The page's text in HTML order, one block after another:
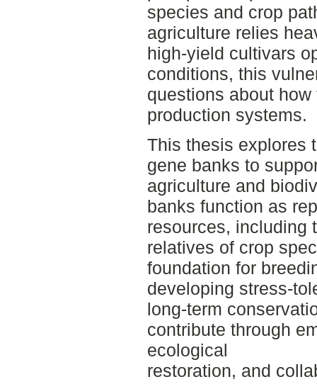
species and crop
agriculture relies
high-yield cultivars
conditions, this
questions about
production systems.
This thesis explores
gene banks to
agriculture and
banks function as
resources, including
relatives of crop
foundation for
developing stress-
long-term
contribute through
ecological
restoration, and